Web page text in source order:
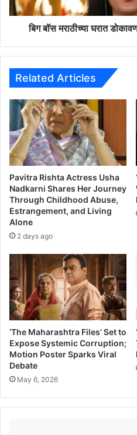
च्या
घ
णा
र
-
कं
स्टं
ट
स
ई
लो
कु
!
बिग बॉस मराठीच्या घरात
Related Articles
Pavitra Rishta Actress Usha
Nadkarni Shares Her Journey
Through Childhood Abuse,
Estrangement, and Living
Alone
2 days ago
‘The Maharashtra Files’ Set to
Expose Systemic Corruption;
Motion Poster Sparks Viral
Debate
May 6, 2026